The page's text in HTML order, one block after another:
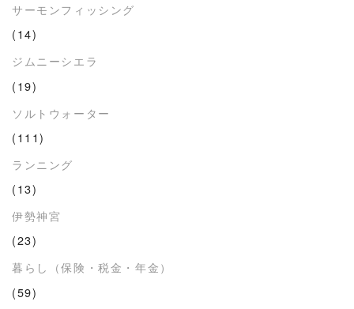
サーモンフィッシング
(14)
ジムニーシエラ
(19)
ソルトウォーター
(111)
ランニング
(13)
伊勢神宮
(23)
暮らし（保険・税金・年金）
(59)